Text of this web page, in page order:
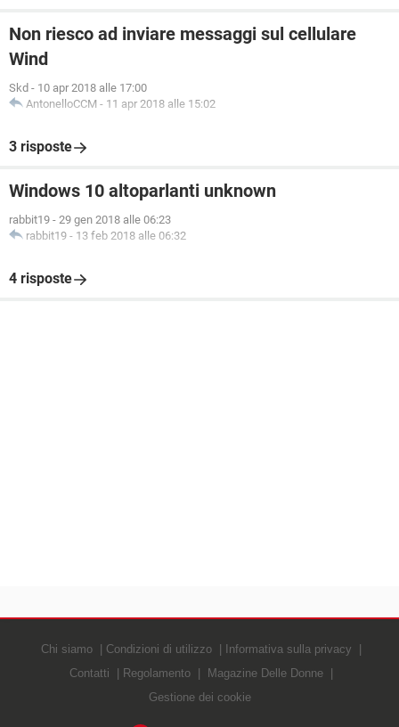
Non riesco ad inviare messaggi sul cellulare
Wind
Skd - 10 apr 2018 alle 17:00
AntonelloCCM - 11 apr 2018 alle 15:02
3 risposte
Windows 10 altoparlanti unknown
rabbit19 - 29 gen 2018 alle 06:23
rabbit19 - 13 feb 2018 alle 06:32
4 risposte
Chi siamo Condizioni di utilizzo
Informativa sulla privacy
Contatti
Regolamento
Magazine Delle Donne
Gestione dei cookie